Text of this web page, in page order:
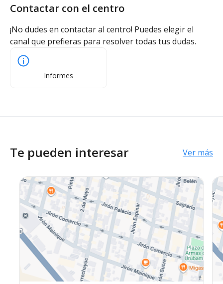
Contactar con el centro
¡No dudes en contactar al centro! Puedes elegir el
canal que prefieras para resolver todas tus dudas.
Informes
Te pueden interesar Ver más